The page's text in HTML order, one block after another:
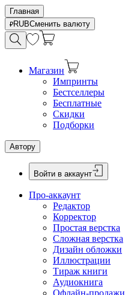
Главная
RUBСменить валюту
Магазин
Импринты
Бестселлеры
Бесплатные
Скидки
Подборки
Автору
Войти в аккаунт
Про-аккаунт
Редактор
Корректор
Простая верстка
Сложная верстка
Дизайн обложки
Иллюстрации
Тираж книги
Аудиокнига
Офлайн-продажи